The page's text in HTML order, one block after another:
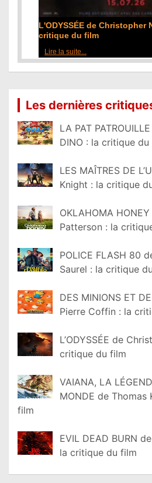
L'ODYSSÉE de Christopher
critique du film
Lire la suite...
Les dernières
LA PAT
DINO : la critique du
LES MAÎTRES DE
Knight : la critique
OKLAHOMA
Patterson : la
POLICE FLASH 80
Saurel : la critique
DES MINIONS ET
Pierre Coffin : la
L’ODYSSÉE de
critique du film
VAIANA, LA
MONDE de
film
EVIL DEAD BURN
la critique du film